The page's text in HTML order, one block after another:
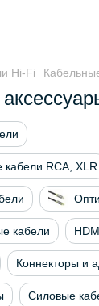
Hi-Fi
RCA, XLR
кабели
Коннекторы и
Силовые